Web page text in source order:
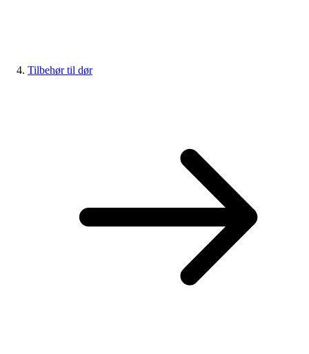
Tilbehør til dør